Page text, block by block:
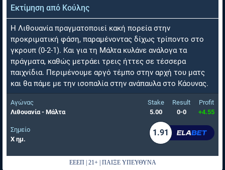
Εκτίμηση από Κούλης
Η Λιθουανία πραγματοποιεί κακή πορεία στην
προκριματική φάση, παραμένοντας δίχως τρίποντο στο
γκρουπ (0-2-1). Και για τη Μάλτα κυλάνε ανάλογα τα
πράγματα, καθώς μετράει τρεις ήττες σε τέσσερα
παιχνίδια. Περιμένουμε αργό τέμπο στην αρχή του ματς
και θα πάμε με την ισοπαλία στην ανάπαυλα στο Κάουνας.
Αγώνας
Λιθουανία - Μάλτα
Stake
5.00
Result
0-0
Profit
+4.55
Σημείο
Χ ημ.
1.91
ΕΕΕΠ | 21+ | ΠΑΙΞΕ ΥΠΕΥΘΥΝΑ